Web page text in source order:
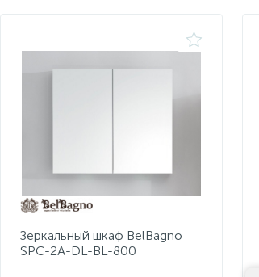
Зеркальный шкаф BelBagno
SPC-2A-DL-BL-800